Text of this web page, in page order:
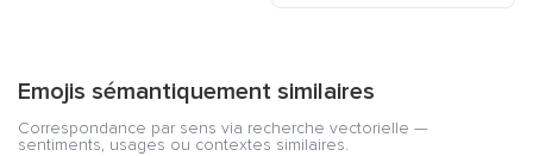
Emojis sémantiquement similaires
Correspondance par sens via recherche vectorielle —
sentiments, usages ou contextes similaires.